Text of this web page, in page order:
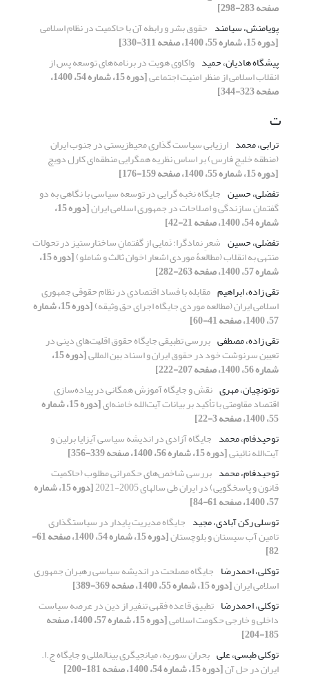
صفحه 283-298]
پویامنش، سیامند حقوق بشر و رابطه آن با حاکمیت در نظام اسلامی
[دوره 15، شماره 55، 1400، صفحه 311-330]
پیشگاه هادیان، حمید واکاوی هویت در برنامه‌های توسعه پس از
انقلاب اسلامی از منظر امنیت اجتماعی [دوره 15، شماره 54، 1400،
صفحه 323-344]
ت
ترابی، محمد ارزیابی سیاست گذاری محیط‌زیستی در جنوب ایران
(منطقه خلیج فارس) بر اساس نظریه همگرایی منطقه‌ای کارل دویچ
[دوره 15، شماره 55، 1400، صفحه 159-176]
تفضلی، حسین جایگاه نخبه ‏گرایی در توسعه‏ سیاسی با نگاهی به دو
گفتمان سازندگی و اصلاحات در جمهوری اسلامی ایران [دوره 15،
شماره 54، 1400، صفحه 21-42]
تفضلی، حسین شعرِ نمادگرا؛ نَمایی از گفتمانِ ساختارستیز در تحولات
منتهی به انقلاب (مطالعۀ موردی اشعار اخوان ثالث و شاملو) [دوره 15،
شماره 57، 1400، صفحه 263-282]
تقی زاده، ابراهیم مقابله با فساد اقتصادی در نظام حقوقی جمهوری
اسلامی ایران (مطالعه موردی جایگاه اجرای حق وثیقه) [دوره 15، شماره
57، 1400، صفحه 41-60]
تقی زاده، مصطفی بررسی تطبیقی جایگاه ﺣﻘﻮق اﻗﻠﻴﺖﻫﺎی دﻳﻨﻰ در
ﺗﻌﻴﻴﻦ ﺳﺮﻧﻮشت خود در ﺣﻘﻮق اﻳﺮان و اﺳﻨﺎد ﺑﻴﻦ اﻟﻤﻠلی [دوره 15،
شماره 56، 1400، صفحه 207-222]
توتونچیان، مهری نقش و جایگاه آموزش همگانی در پیاده‌سازی
اقتصاد مقاومتی با تأکید بر بیانات آیت‌الله خامنه‌ای [دوره 15، شماره
55، 1400، صفحه 3-22]
توحیدفام، محمد جایگاه آزادی در اندیشه‌ سیاسی آیزایا برلین و
آیت‌الله نائینی[دوره 15، شماره 56، 1400، صفحه 339-356]
توحیدفام، محمد بررسی شاخص‌های حکمرانی مطلوب (حاکمیت
قانون و پاسخگویی) در ایران طی سالهای 2005-2021 [دوره 15، شماره
57، 1400، صفحه 61-84]
توسلی رکن آبادی، مجید جایگاه مدیریت پایدار در سیاستگذاری
تامین آب سیستان و بلوچستان [دوره 15، شماره 54، 1400، صفحه 61-
82]
توکلی، احمدرضا جایگاه مصلحت در اندیشه سیاسی رهبران جمهوری
اسلامی ایران[دوره 15، شماره 55، 1400، صفحه 369-389]
توکلی، احمدرضا تطبیق قاعده فقهی تنفیر از دین در عرصه سیاست
داخلی و خارجی حکومت اسلامی [دوره 15، شماره 57، 1400، صفحه
185-204]
توکلی طبسی، علی بحران سوریه، میانجی‏گری بین‏المللی و جایگاه ج.ا.
ایران در حل آن[دوره 15، شماره 54، 1400، صفحه 181-200]